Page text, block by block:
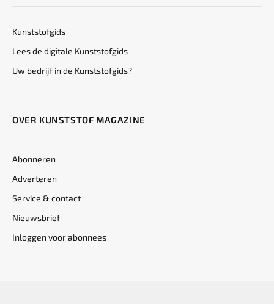
Kunststofgids
Lees de digitale Kunststofgids
Uw bedrijf in de Kunststofgids?
OVER KUNSTSTOF MAGAZINE
Abonneren
Adverteren
Service & contact
Nieuwsbrief
Inloggen voor abonnees